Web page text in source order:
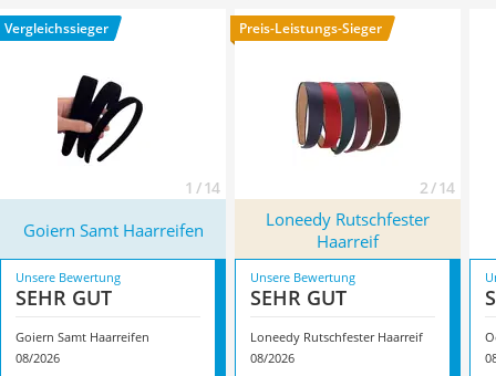
Mineralfutter Pferd
Massagegerät
ModellGoiern Samt Haarreifen* mit seinen Eigenschaften.
Vergleichssieger
1 / 14
Preis-Leistungs-Sieger
2 / 14
Goiern Samt Haarreifen
Loneedy Rutschfester
Haarreif
Unsere Bewertung
SEHR GUT
Goiern Samt Haarreifen
08/2026
Unsere Bewertung
SEHR GUT
Loneedy Rutschfester Haarreif
08/2026